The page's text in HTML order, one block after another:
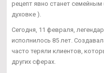
рецепт явно станет семейным
духовке ).
Сегодня, 11 февраля,
исполнилось 85 лет.
часто теряли клиентов,
других сферах.